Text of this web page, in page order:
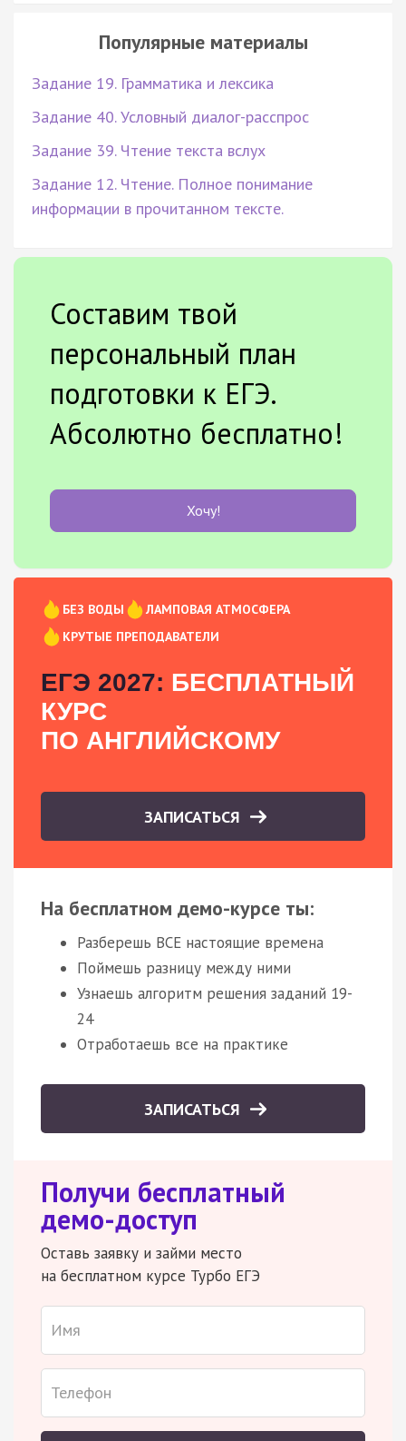
Популярные материалы
Задание 19. Грамматика и лексика
Задание 40. Условный диалог-расспрос
Задание 39. Чтение текста вслух
Задание 12. Чтение. Полное понимание
информации в прочитанном тексте.
Составим твой
персональный план
подготовки к ЕГЭ.
Абсолютно бесплатно!
Хочу!
БЕЗ ВОДЫ
ЛАМПОВАЯ АТМОСФЕРА
КРУТЫЕ ПРЕПОДАВАТЕЛИ
ЕГЭ 2027: БЕСПЛАТНЫЙ
КУРС
ПО АНГЛИЙСКОМУ
ЗАПИСАТЬСЯ
На бесплатном демо-курсе ты:
Разберешь ВСЕ настоящие времена
Поймешь разницу между ними
Узнаешь алгоритм решения заданий 19-
24
Отработаешь все на практике
ЗАПИСАТЬСЯ
Получи бесплатный
демо-доступ
Оставь заявку и займи место
на бесплатном курсе Турбо ЕГЭ